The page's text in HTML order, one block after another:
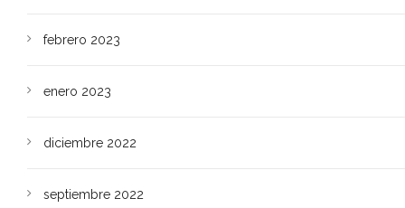
febrero 2023
enero 2023
diciembre 2022
septiembre 2022